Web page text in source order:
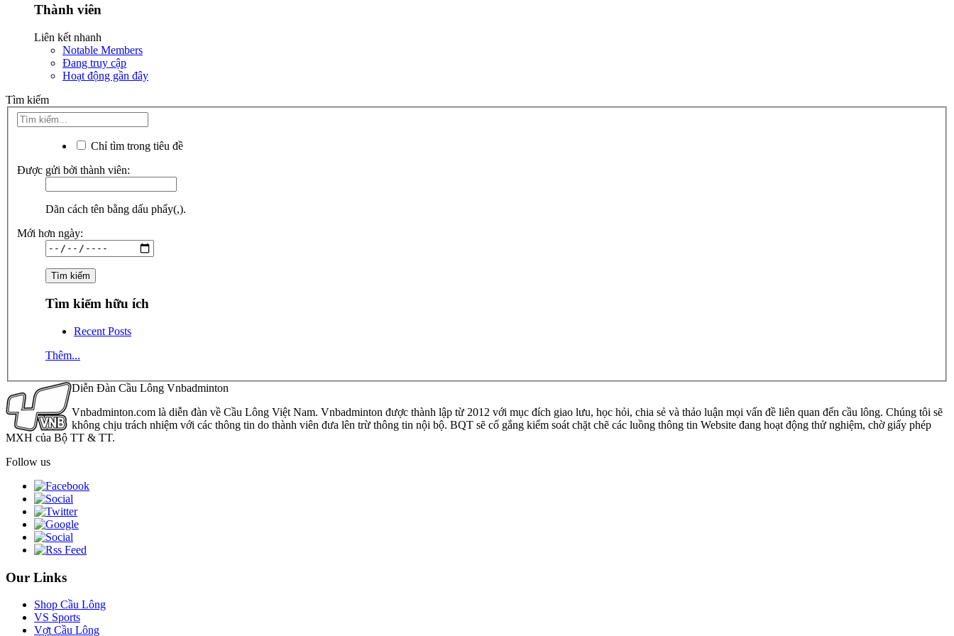
Thành viên
Liên kết nhanh
Notable Members
Đang truy cập
Hoạt động gần đây
Tìm kiếm
Chỉ tìm trong tiêu đề
Được gửi bởi thành viên:
Dãn cách tên bằng dấu phẩy(,).
Mới hơn ngày:
Tìm kiếm hữu ích
Recent Posts
Thêm...
Diễn Đàn Cầu Lông Vnbadminton
Vnbadminton.com là diễn đàn về Cầu Lông Việt Nam. Vnbadminton được thành lập từ 2012 với mục đích giao lưu, học hỏi, chia sẻ và thảo luận mọi vấn đề liên quan đến cầu lông. Chúng tôi sẽ
không chịu trách nhiệm với các thông tin do thành viên đưa lên trừ thông tin nội bộ. BQT sẽ cố gắng kiểm soát chặt chẽ các luồng thông tin Website đang hoạt động thử nghiệm, chờ giấy phép
MXH của Bộ TT & TT.
Follow us
Our Links
Shop Cầu Lông
VS Sports
Vợt Cầu Lông